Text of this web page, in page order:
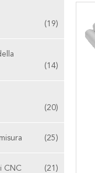
(19)
(14)
(20)
(25)
CNC (21)